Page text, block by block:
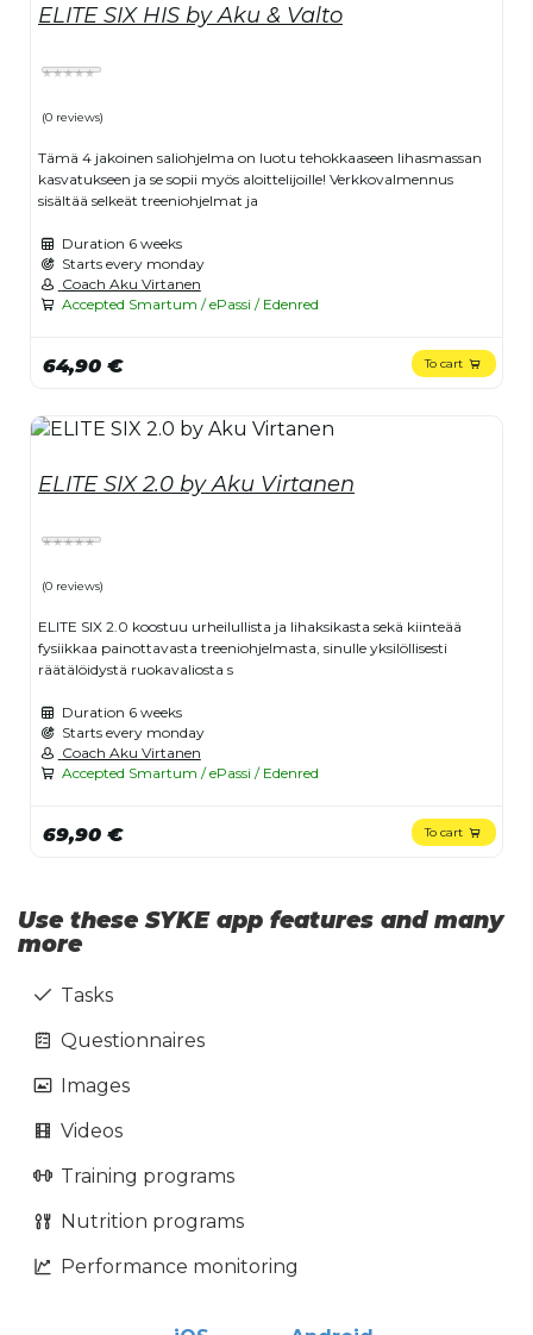
ELITE SIX HIS by Aku & Valto
(0 reviews)
Tämä 4 jakoinen saliohjelma on luotu tehokkaaseen lihasmassan
kasvatukseen ja se sopii myös aloittelijoille! Verkkovalmennus
sisältää selkeät treeniohjelmat ja
Duration 6 weeks
Starts every monday
Coach Aku Virtanen
Accepted Smartum / ePassi / Edenred
64,90 € To cart
ELITE SIX 2.0 by Aku Virtanen
(0 reviews)
ELITE SIX 2.0 koostuu urheilullista ja lihaksikasta sekä kiinteää
fysiikkaa painottavasta treeniohjelmasta, sinulle yksilöllisesti
räätälöidystä ruokavaliosta s
Duration 6 weeks
Starts every monday
Coach Aku Virtanen
Accepted Smartum / ePassi / Edenred
69,90 € To cart
Use these SYKE app features and many
more
Tasks
Questionnaires
Images
Videos
Training programs
Nutrition programs
Performance monitoring